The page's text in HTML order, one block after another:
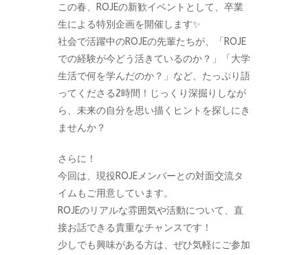
この春、ROJEの新歓イベントとして、卒業
生による特別企画を開催します✨
社会で活躍中のROJEの先輩たちが、「ROJE
での経験が今どう活きているのか？」「大学
生活で何を学んだのか？」など、たっぷり語
ってくださる2時間！じっくり深掘りしなが
ら、未来の自分を思い描くヒントを探しにき
ませんか？
さらに！
今回は、現役ROJEメンバーとの対面交流タ
イムもご用意しています。
ROJEのリアルな雰囲気や活動について、直
接お話できる貴重なチャンスです！
少しでも興味がある方は、ぜひ気軽にご参加